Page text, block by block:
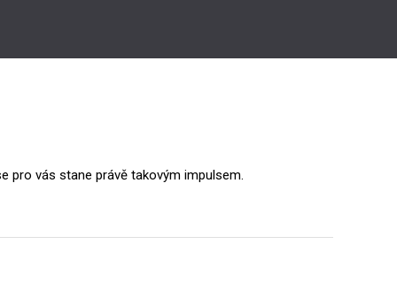
pro vás stane právě takovým impulsem.